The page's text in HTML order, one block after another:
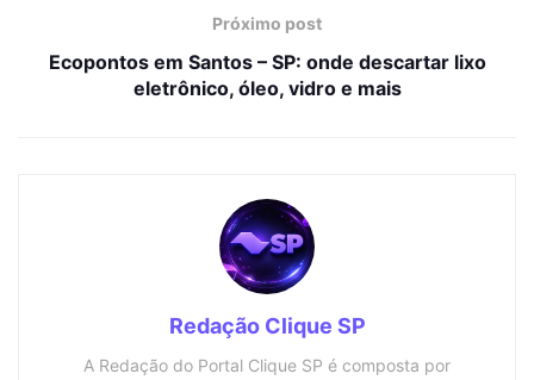
Próximo post
Ecopontos em Santos – SP: onde descartar lixo
eletrônico, óleo, vidro e mais
Redação Clique SP
A Redação do Portal Clique SP é composta por